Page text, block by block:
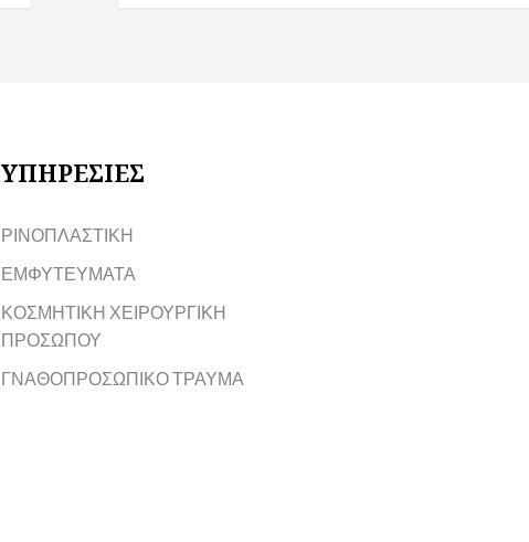
ΥΠΗΡΕΣΙΕΣ
ΡΙΝΟΠΛΑΣΤΙΚΗ
ΕΜΦΥΤΕΥΜΑΤΑ
ΚΟΣΜΗΤΙΚΗ ΧΕΙΡΟΥΡΓΙΚΗ
ΠΡΟΣΩΠΟΥ
ΓΝΑΘΟΠΡΟΣΩΠΙΚΟ ΤΡΑΥΜΑ